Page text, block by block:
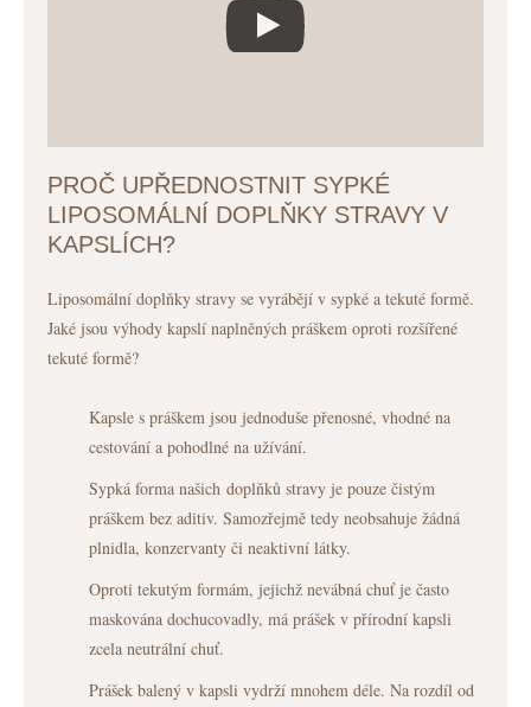
PROČ UPŘEDNOSTNIT SYPKÉ
LIPOSOMÁLNÍ DOPLŇKY STRAVY V
KAPSLÍCH?
Liposomální doplňky stravy se vyrábějí v sypké a tekuté formě.
Jaké jsou výhody kapslí naplněných práškem oproti rozšířené
tekuté formě?
Kapsle s práškem jsou jednoduše přenosné, vhodné na
cestování a pohodlné na užívání.
Sypká forma našich doplňků stravy je pouze čistým
práškem bez aditiv. Samozřejmě tedy neobsahuje žádná
plnidla, konzervanty či neaktivní látky.
Oproti tekutým formám, jejichž nevábná chuť je často
maskována dochucovadly, má prášek v přírodní kapsli
zcela neutrální chuť.
Prášek balený v kapsli vydrží mnohem déle. Na rozdíl od